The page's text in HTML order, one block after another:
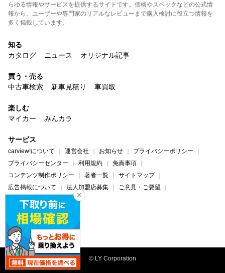
らゆる情報やサービスを提供するサイトです。価格やスペックなどの公式情
報から、ユーザーや専門家のリアルなレビューまで購入検討に役立つ情報を
多く掲載しています。
知る
カタログ
ニュース オリジナル記事
買う・売る
中古車検索
新車見積り 車買取
楽しむ
マイカー
みんカラ
サービス
carview!について 運営会社 お知らせ
プライバシーポリシー
プライバシーセンター
利用規約
免責事項
コンテンツ制作ポリシー
著者一覧
サイトマップ
広告掲載について
法人加盟店募集
ご意見・ご要望
ヘルプ・お問い合わせ
carview! Yahoo! JAPAN
© LY Corporation